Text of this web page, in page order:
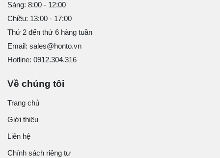
Sáng: 8:00 - 12:00
Chiều: 13:00 - 17:00
Thứ 2 đến thứ 6 hàng tuần
Email: sales@honto.vn
Hotline: 0912.304.316
Về chúng tôi
Trang chủ
Giới thiệu
Liên hệ
Chính sách riêng tư